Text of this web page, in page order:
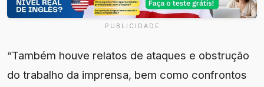
PUBLICIDADE
“Também houve relatos de ataques e obstrução
do trabalho da imprensa, bem como confrontos